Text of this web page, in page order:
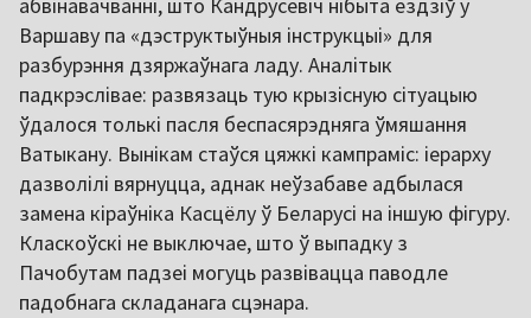
абвінавачванні, што Кандрусевіч нібыта ездзіў у
Варшаву па «дэструктыўныя інструкцыі» для
разбурэння дзяржаўнага ладу. Аналітык
падкрэслівае: развязаць тую крызісную сітуацыю
ўдалося толькі пасля беспасярэдняга ўмяшання
Ватыкану. Вынікам стаўся цяжкі кампраміс: іерарху
дазволілі вярнуцца, аднак неўзабаве адбылася
замена кіраўніка Касцёлу ў Беларусі на іншую фігуру.
Класкоўскі не выключае, што ў выпадку з
Пачобутам падзеі могуць развівацца паводле
падобнага складанага сцэнара.